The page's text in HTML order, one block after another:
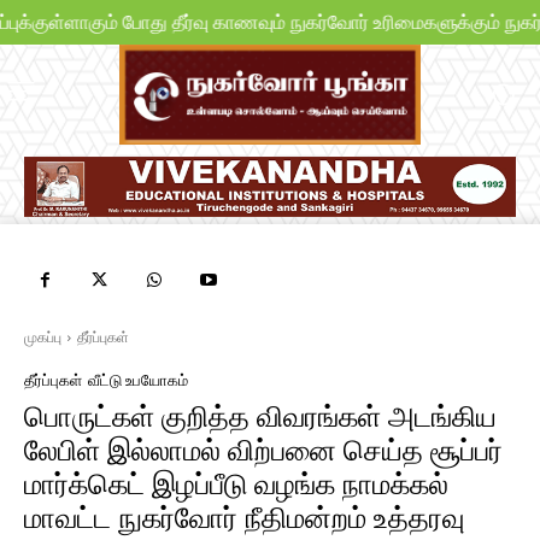
போது தீர்வு காணவும் நுகர்வோர் உரிமைகளுக்கும்
முகப்பு தீர்ப்புகள்
தீர்ப்புகள் வீட்டு உபயோகம்
பொருட்கள் குறித்த விவரங்கள் அடங்கிய
லேபிள் இல்லாமல் விற்பனை செய்த சூப்பர்
மார்க்கெட் இழப்பீடு வழங்க நாமக்கல்
மாவட்ட நுகர்வோர் நீதிமன்றம் உத்தரவு